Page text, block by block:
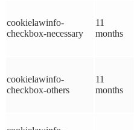
cookielawinfo-
checkbox-necessary
11
months
cookielawinfo-
checkbox-others
11
months